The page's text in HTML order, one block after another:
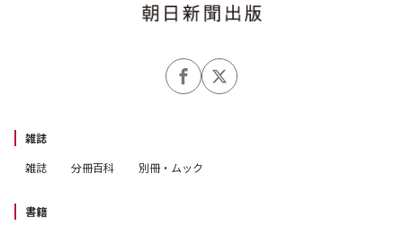
●ゴッホ総力特集その2 モネが描いたひまわりと比較研
●ゴッホ総力特集その3 《ひまわり》を原寸大に拡大す
る
●ゴッホ総力特集その5 まるかわりゴッホの37年の生涯
●ゴッホ総力特集その7 ゴッホは本当に自殺したのか？
雑誌
雑誌
分冊百科 別冊・ムック
書籍